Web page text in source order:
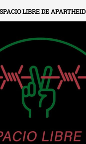
LIBRE DE APARTHEID